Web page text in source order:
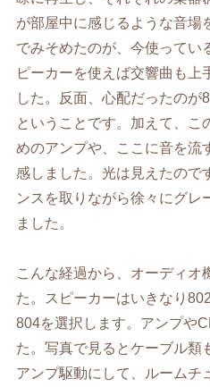
が部屋中に感じるような音場
でみそめたのが、今使ってい
ピーカーを使えば交響曲も上
した。反面、心配だったのが
ということです。加えて、こ
めのアンプや、ここに音を流
感しました。光は見えたので
ンスを取りながら徐々にグレ
ました。
こんな経過から、オーディオ
た。スピーカーはいきなり
804を選択します。アンプや
た。写真で見るとケーブル類
アンプ駆動にして、ルームチ